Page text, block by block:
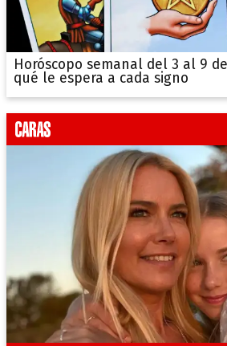
Horóscopo semanal del 3 al 9
qué le espera a cada signo